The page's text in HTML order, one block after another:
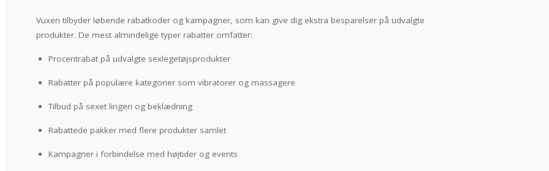
Vuxen tilbyder løbende rabatkoder og kampagner, som kan give dig ekstra besparelser på udvalgte
produkter. De mest almindelige typer rabatter omfatter:
Procentrabat på udvalgte sexlegetøjsprodukter
Rabatter på populære kategorier som vibratorer og massagere
Tilbud på sexet lingeri og beklædning
Rabattede pakker med flere produkter samlet
Kampagner i forbindelse med højtider og events